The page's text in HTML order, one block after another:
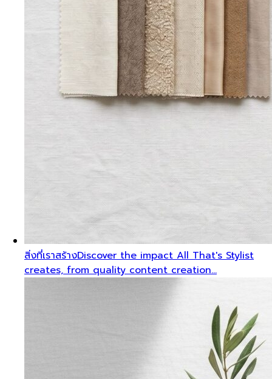
สิ่งที่เราสร้างDiscover the impact All That's Stylist
creates, from quality content creation…